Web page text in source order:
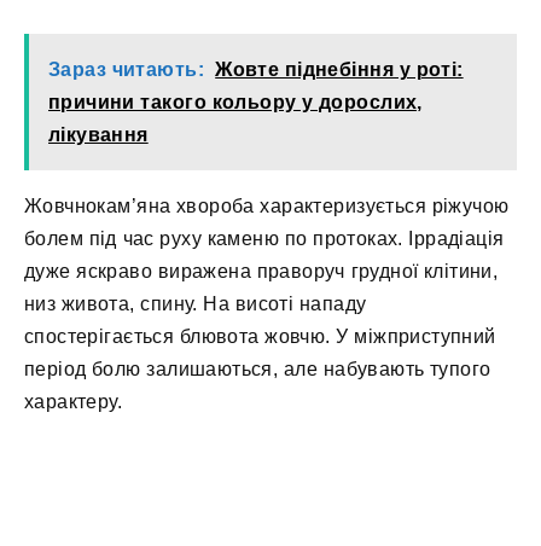
Зараз читають: Жовте піднебіння у роті:
причини такого кольору у дорослих,
лікування
Жовчнокам’яна хвороба характеризується ріжучою
болем під час руху каменю по протоках. Іррадіація
дуже яскраво виражена праворуч грудної клітини,
низ живота, спину. На висоті нападу
спостерігається блювота жовчю. У міжприступний
період болю залишаються, але набувають тупого
характеру.